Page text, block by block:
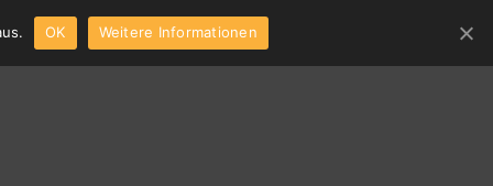
OK Weitere Informationen